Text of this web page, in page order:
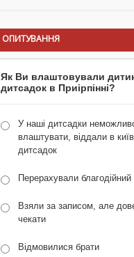
ОПИТУВАННЯ
Як Ви влаштовували
дитсадок в Приірпінні?
У наші дитсадки
влаштувати, віддали в
дитсадок
Перерахували благодійний
Взяли за записом, але
чекати
Відмовилися брати